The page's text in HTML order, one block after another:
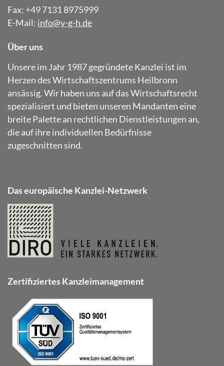
Fax: +49 7131 8975999
E-Mail: info@v-g-h.de
Über uns
Unsere im Jahr 1987 gegründete Kanzlei ist im
Herzen des Wirtschaftszentrums Heilbronn
ansässig. Wir haben uns auf das Wirtschaftsrecht
spezialisiert und bieten unseren Mandanten eine
breite Palette an rechtlichen Dienstleistungen an,
die auf ihre individuellen Bedürfnisse
zugeschnitten sind.
Das europäische Kanzlei-Netzwerk
Zertifiziertes Kanzleimanagement